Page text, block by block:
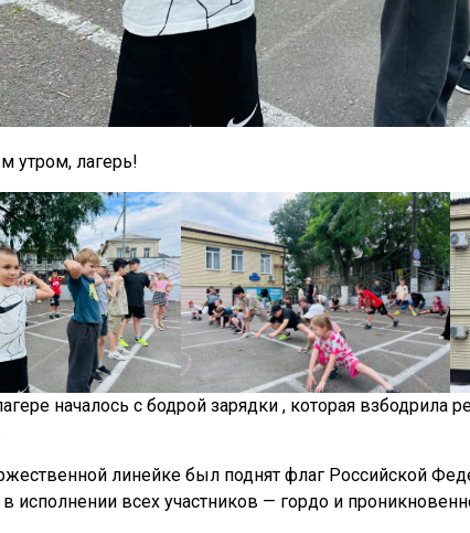
утром, лагерь!
началось с бодрой зарядки , которая взбодрила
линейке был поднят флаг Российской
в исполнении всех участников — гордо и